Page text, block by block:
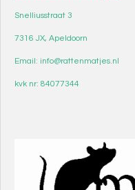
Snelliusstraat 3
7316 JX, Apeldoorn
Email: info@rattenmatjes.nl
kvk nr: 84077344